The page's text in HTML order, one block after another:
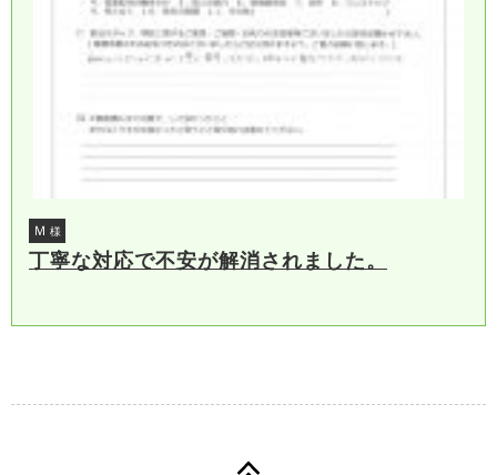
Ｍ 様
丁寧な対応で不安が解消されました。